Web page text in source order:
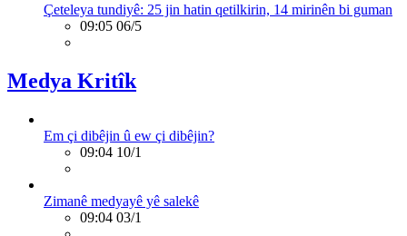
Çeteleya tundiyê: 25 jin hatin qetilkirin, 14 mirinên bi guman
09:05 06/5
Medya Kritîk
Em çi dibêjin û ew çi dibêjin?
09:04 10/1
Zimanê medyayê yê salekê
09:04 03/1